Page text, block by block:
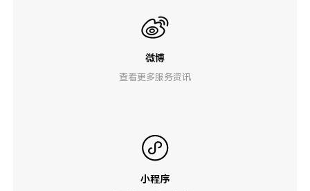
微博
查看更多服务资讯
小程序